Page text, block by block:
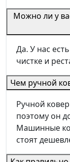
Можно ли у
Да. У нас
чистке и
Чем ручной
Ручной
поэтому он
Машинные
стоят